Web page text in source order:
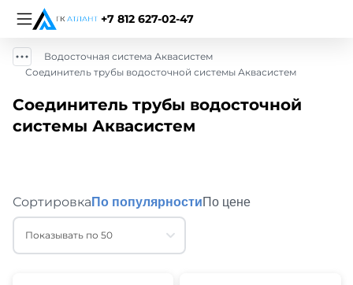
+7 812 627-02-47
Водосточная система Аквасистем
Соединитель трубы водосточной системы Аквасистем
Соединитель трубы водосточной
системы Аквасистем
Сортировка По популярностиПо цене
Показывать по 50